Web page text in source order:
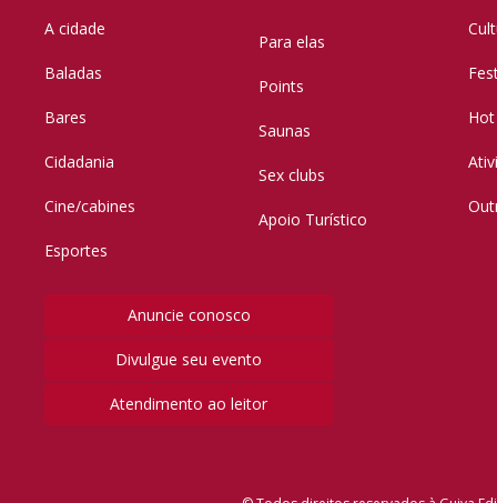
A cidade
Baladas
Bares
Cidadania
Cine/cabines
Esportes
Para elas
Points
Saunas
Sex clubs
Apoio Turístico
Anuncie conosco
Divulgue seu evento
Atendimento ao leitor
Hot